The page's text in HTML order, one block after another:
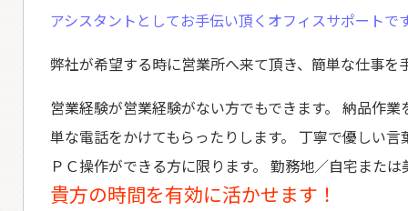
アシスタントとしてお手伝い頂くオフィスサポート
弊社が希望する時に営業所へ来て頂き、簡単な仕事を
営業経験が営業経験がない方でもできます。 納品作
単な電話をかけてもらったりします。 丁寧で優しい
ＰＣ操作ができる方に限ります。 勤務地／自宅また
貴方の時間を有効に活かせます！